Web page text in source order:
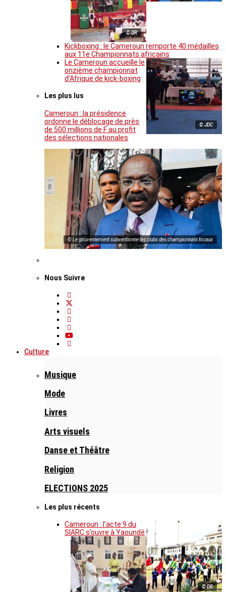
© DR
Kickboxing : le Cameroun remporte 40 médailles
aux 11e Championnats africains
© JDC
Le Cameroun accueille le
onzième championnat
d’Afrique de kick-boxing
Les plus lus
Cameroun : la présidence
ordonne le déblocage de près
de 500 millions de F au profit
des sélections nationales
© Le gouvernement subventionne les clubs des championnats locaux
Nous Suivre
Culture
Musique
Mode
Livres
Arts visuels
Danse et Théâtre
Religion
ELECTIONS 2025
Les plus récents
© DR
Cameroun : l’acte 9 du
SIARC s’ouvre à Yaoundé